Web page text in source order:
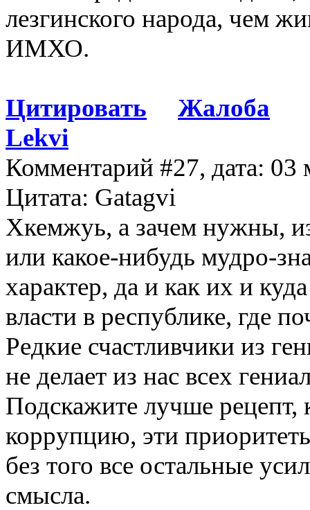
лезгинского народа, чем
ИМХО.
Цитировать
Жалоба
Lekvi
Комментарий #27, дата: 03
Цитата: Gatagvi
Хкемжуь, а зачем нужны,
или какое-нибудь мудро-
характер, да и как их и
власти в республике, где
Редкие счастливчики из
не делает из нас всех
Подскажите лучше
коррупцию, эти
без того все остальные
смысла.